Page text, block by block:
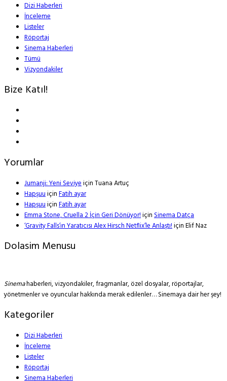
Dizi Haberleri
İnceleme
Listeler
Röportaj
Sinema Haberleri
Tümü
Vizyondakiler
Bize Katıl!
Yorumlar
Jumanji: Yeni SeviyeiçinTuana Artuç
HapşuuiçinFatih ayar
HapşuuiçinFatih ayar
Emma Stone, Cruella 2 İçin Geri Dönüyor!içinSinema Datça
‘Gravity Falls’ın Yaratıcısı Alex Hirsch Netflix’le Anlaştı!içinElif Naz
Dolasim Menusu
Sinemahaberleri, vizyondakiler, fragmanlar, özel dosyalar, röportajlar,
yönetmenler ve oyuncular hakkında merak edilenler… Sinemaya dair her şey!
Kategoriler
Dizi Haberleri
İnceleme
Listeler
Röportaj
Sinema Haberleri